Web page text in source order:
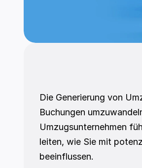
Die Generierung von
Buchungen
Umzugsunternehmen
leiten, wie Sie mit
beeinflussen.